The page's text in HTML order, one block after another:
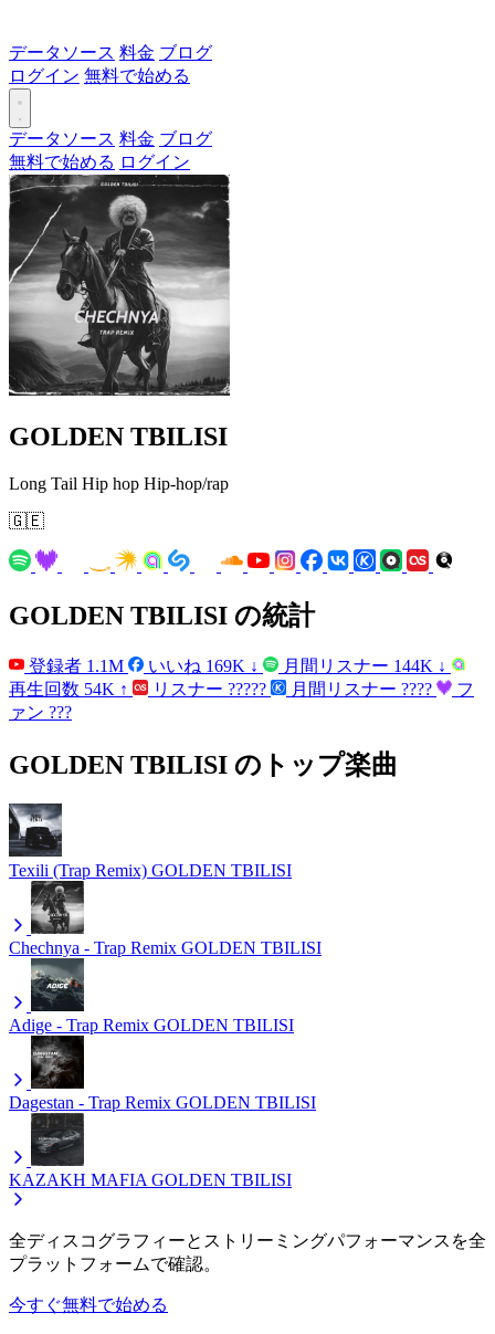
データソース 料金 ブログ
ログイン 無料で始める
データソース 料金 ブログ
無料で始める ログイン
GOLDEN TBILISI
Long Tail Hip hop Hip-hop/rap
🇬🇪
GOLDEN TBILISI の統計
登録者 1.1M いいね 169K ↓ 月間リスナー 144K ↓
再生回数 54K ↑ リスナー ????? 月間リスナー ????
フ
ァン ???
GOLDEN TBILISI のトップ楽曲
Texili (Trap Remix) GOLDEN TBILISI
Chechnya - Trap Remix GOLDEN TBILISI
Adige - Trap Remix GOLDEN TBILISI
Dagestan - Trap Remix GOLDEN TBILISI
KAZAKH MAFIA GOLDEN TBILISI
全ディスコグラフィーとストリーミングパフォーマンスを全
プラットフォームで確認。
今すぐ無料で始める